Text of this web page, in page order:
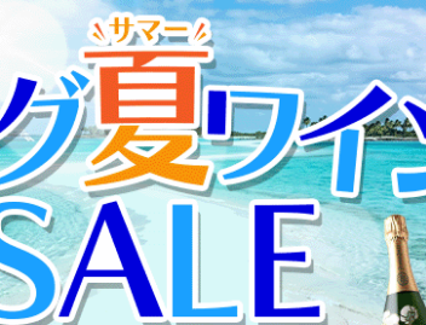
ら注文で最短8月8日(土)出荷
ケジュールについてはこちらをクリ
れが生じております。最新情報は佐川急
リア トスカーナ 赤ワイン ミディアムボディ 750ml通
2018年 イタリア トスカーナ 赤ワイ